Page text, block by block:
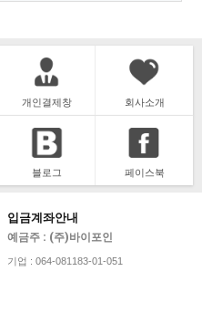
개인결제창 회사소개
블로그 페이스북
입금계좌안내
예금주 : (주)바이포인
기업 : 064-081183-01-051